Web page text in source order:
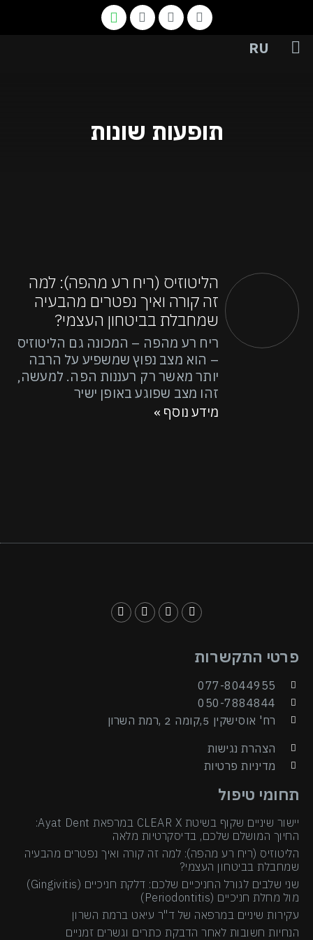
RU
תופעות שונות
הליטוזיס (ריח רע מהפה): למה
זה קורה ואיך נפטרים מהבעיה
שמחבלת בביטחון העצמי?
ריח רע מהפה – המכונה גם הליטוזיס
– הוא מצב נפוץ שמשפיע על הרבה
יותר מאשר רק רעננות הפה. למעשה,
זהו מצב שפוגע באופן ישיר
מידע נוסף »
תחומי טיפול
יישור שיניים שקוף בשיטת CLEAR X במרפאת Ayat Dent:
החיוך המושלם שלכם, בדיסקרטיות מלאה
הליטוזיס (ריח רע מהפה): למה זה קורה ואיך נפטרים מהבעיה
שמחבלת בביטחון העצמי?
שני שלבים לגורל החניכיים שלכם: דלקת חניכיים (Gingivitis)
מול מחלת חניכיים (Periodontitis)
עקירות שיניים במרפאה של ד"ר עיאט ברמת השרון
הנחיות חשובות לאחר הדבקת כתרים וגשרים זמניים
פרטי התקשרות
077-8044955
050-7884844
רח' אוסישקין 5,קומה 2 ,רמת השרון
הצהרת נגישות
מדיניות פרטיות